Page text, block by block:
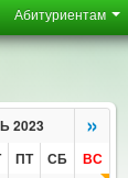
Абитуриентам
2023 »
ПТ СБ
ВС